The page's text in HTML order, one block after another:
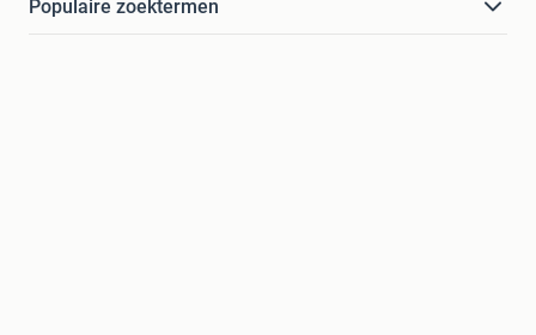
Populaire zoektermen